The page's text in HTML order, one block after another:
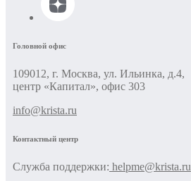
Головной офис
109012, г. Москва, ул. Ильинка, д.4,
центр «Капитал», офис 303
info@krista.ru
Контактный центр
Cлужба поддержки: helpme@krista.ru